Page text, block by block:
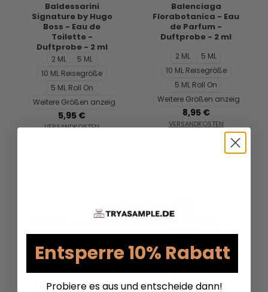
Baldessarini
Signature by Hugo
Boss - Eau de
Toilette -
Duftprobe - 2 ml
2 ML
5 ML
10 ML Reisegröße
5 ML Roll On
Weitere Größen anzeigen...
5,95 €
VERSANDKOSTEN
Balenciaga
Florabotanica - Eau
de Parfum -
Duftprobe - 2 ml
2 ML
5 ML
10 ML Reisegröße
5 ML Roll On
Weitere Größen anzeigen...
8,95 €
VERSANDKOSTEN
Banana Republic Banana Republic
Entsperre 10% Rabatt
Probiere es aus und entscheide dann!